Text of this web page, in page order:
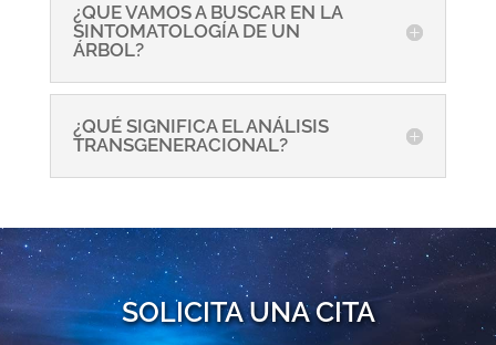
¿QUE VAMOS A BUSCAR EN LA
SINTOMATOLOGÍA DE UN
ÁRBOL?
¿QUÉ SIGNIFICA EL ANÁLISIS
TRANSGENERACIONAL?
SOLICITA UNA CITA